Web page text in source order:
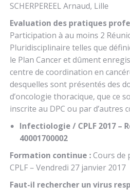
SCHERPEREEL Arnaud, Lille
Evaluation des pratiques
Participation à au moins 2
Pluridisciplinaire telles que
le Plan Cancer et dûment
centre de coordination en
desquelles sont présentés des
d’oncologie thoracique, que ce
inscrite au DPC ou par d’autres
Infectiologie / CPLF 2017 –
40001700002
Formation continue :Cours de
CPLF – Vendredi 27 janvier 2017
Faut-il rechercher un virus